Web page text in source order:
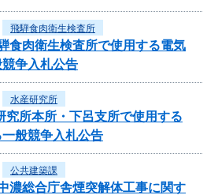
飛騨食肉衛生検査所
食肉衛生検査所で使用する電気
争入札公告
水産研究所
究所本所・下呂支所で使用する
般競争入札公告
公共建築課
濃総合庁舎煙突解体工事に関す